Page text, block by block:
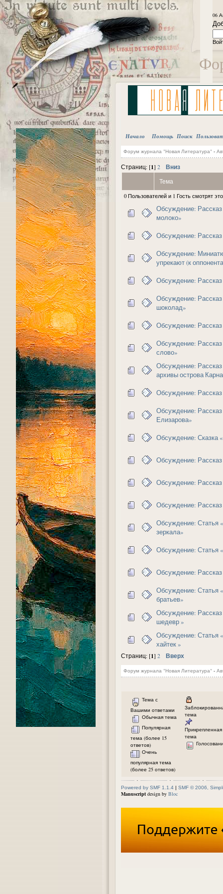
06
Начало Помощь Поиск
Форум журнала "Новая Литература"-
Страниц: [1] 2 Вниз
Тема
0 Пользователей и 1 Гость смотрят
Обсуждение:
молоко»
Обсуждение:
Обсуждение:
упрекают (к
Обсуждение:
Обсуждение:
шоколад»
Обсуждение:
Обсуждение:
слово»
Обсуждение:
архивы острова
Обсуждение: Рассказ
Обсуждение:
Елизарова»
Обсуждение: Сказка
Обсуждение:
Обсуждение: Рассказ
Обсуждение:
Обсуждение: Статья
зеркала»
Обсуждение: Статья
Обсуждение:
Обсуждение: Статья
братьев»
Обсуждение:
шедевр »
Обсуждение: Статья
хайтек »
Страниц: [1] 2 Вверх
Форум журнала "Новая Литература"-
Тема с
Вашими ответами
Обычная тема
Популярная
тема (более 15
ответов)
Очень
популярная тема
(более 25 ответов)
тема
Прикрепленная
тема
Powered by SMF 1.1.4 | SMF © 2006,
Manuscript design by Bloc